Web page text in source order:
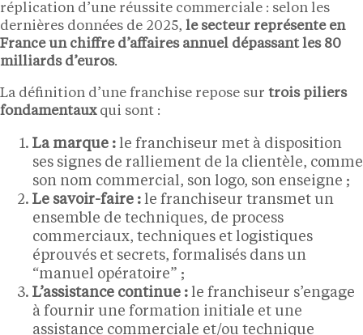
réplication d’une réussite commerciale : selon les
dernières données de 2025, le secteur représente en
France un chiffre d’affaires annuel dépassant les 80
milliards d’euros.
La définition d’une franchise repose sur trois piliers
fondamentauxqui sont :
La marque : le franchiseur met à disposition
ses signes de ralliement de la clientèle, comme
son nom commercial, son logo, son enseigne ;
Le savoir-faire : le franchiseur transmet un
ensemble de techniques, de process
commerciaux, techniques et logistiques
éprouvés et secrets, formalisés dans un
“manuel opératoire” ;
L’assistance continue : le franchiseur s’engage
à fournir une formation initiale et une
assistance commerciale et/ou technique